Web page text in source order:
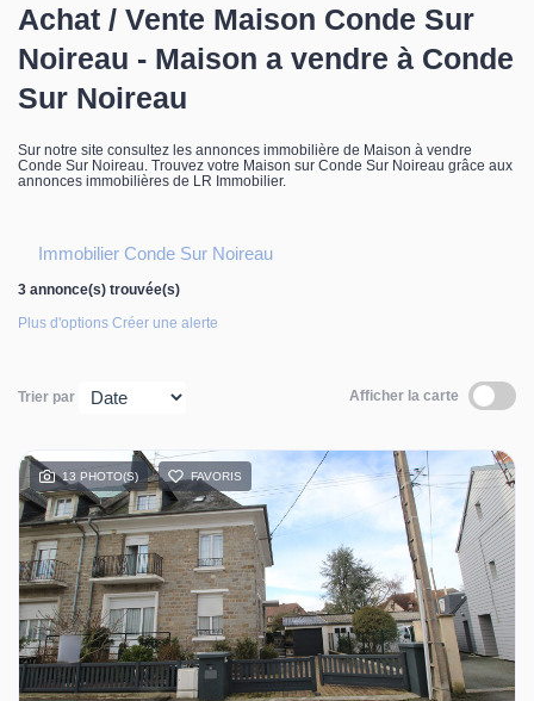
Biens vendus
Notre agence
Contact
Achat / Vente Maison Conde Sur
Noireau - Maison a vendre à Conde
Sur Noireau
Sur notre site consultez les annonces immobilière de Maison à vendre
Conde Sur Noireau. Trouvez votre Maison sur Conde Sur Noireau grâce aux
annonces immobilières de LR Immobilier.
Immobilier Conde Sur Noireau
3 annonce(s) trouvée(s)
Plus d'options Créer une alerte
Trier par Afficher la carte
13 PHOTO(S) FAVORIS